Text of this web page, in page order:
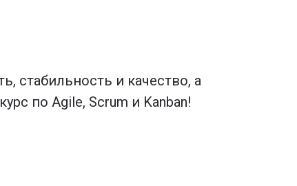
стабильность и качество, а
по Agile, Scrum и Kanban!